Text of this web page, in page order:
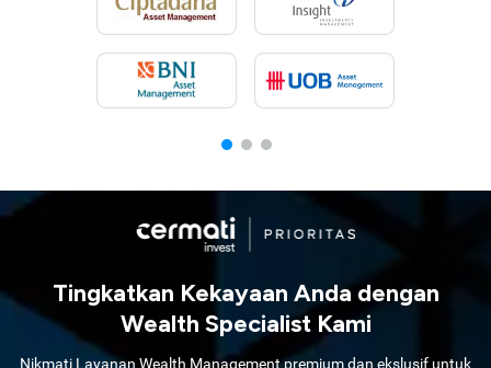
Tingkatkan Kekayaan Anda dengan
Wealth Specialist Kami
Nikmati Layanan Wealth Management premium dan ekslusif untuk